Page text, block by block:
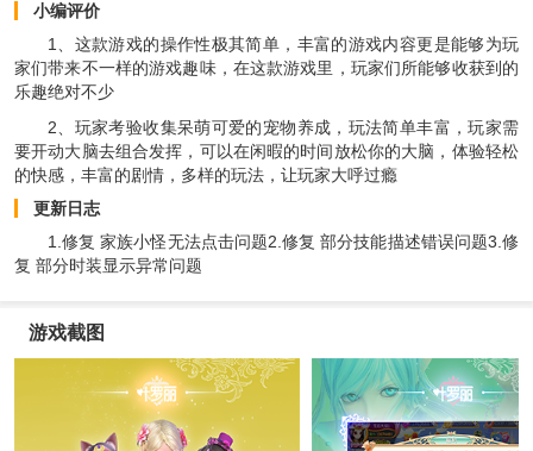
小编评价
1、这款游戏的操作性极其简单，丰富的游戏内容更是能够为玩
家们带来不一样的游戏趣味，在这款游戏里，玩家们所能够收获到的
乐趣绝对不少
2、玩家考验收集呆萌可爱的宠物养成，玩法简单丰富，玩家需
要开动大脑去组合发挥，可以在闲暇的时间放松你的大脑，体验轻松
的快感，丰富的剧情，多样的玩法，让玩家大呼过瘾
更新日志
1.修复 家族小怪无法点击问题2.修复 部分技能描述错误问题3.修
复 部分时装显示异常问题
游戏截图